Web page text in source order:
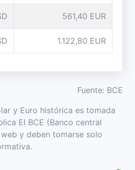
561,40 EUR
1.122,80 EUR
Fuente: BCE
y Euro histórica es tomada
El BCE (Banco central
y deben tomarse solo